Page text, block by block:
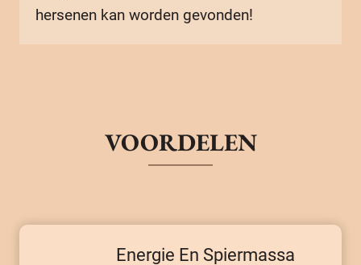
hersenen kan worden gevonden!
VOORDELEN
Energie En Spiermassa